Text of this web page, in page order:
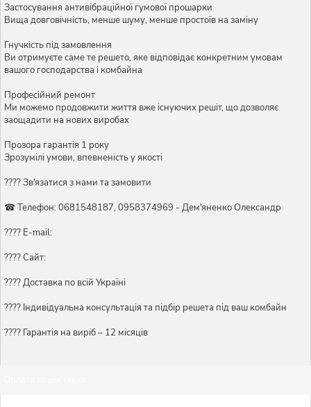
Застосування антивібраційної гумової прошарки
Вища довговічність, менше шуму, менше простоїв на заміну
Гнучкість під замовлення
Ви отримуєте саме те решето, яке відповідає конкретним умовам
вашого господарства і комбайна
Професійний ремонт
Ми можемо продовжити життя вже існуючих решіт, що дозволяє
заощадити на нових виробах
Прозора гарантія 1 року
Зрозумілі умови, впевненість у якості
???? Зв'язатися з нами та замовити
☎ Телефон: 0681548187, 0958374969 - Дем'яненко Олександр
???? E-mail:
???? Сайт:
???? Доставка по всій Україні
????️ Індивідуальна консультація та підбір решета під ваш комбайн
???? Гарантія на виріб – 12 місяців